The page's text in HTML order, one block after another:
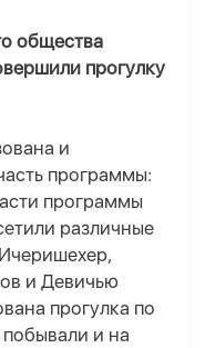
общества
прогулку
и
программы:
программы
различные
и Девичью
прогулка по
и на